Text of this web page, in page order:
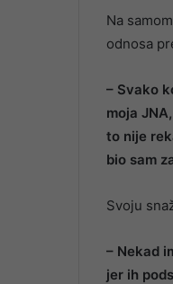
Na
odnosa
– Svako
moja
to nije
bio sam
Svoju
– Nekad
jer ih